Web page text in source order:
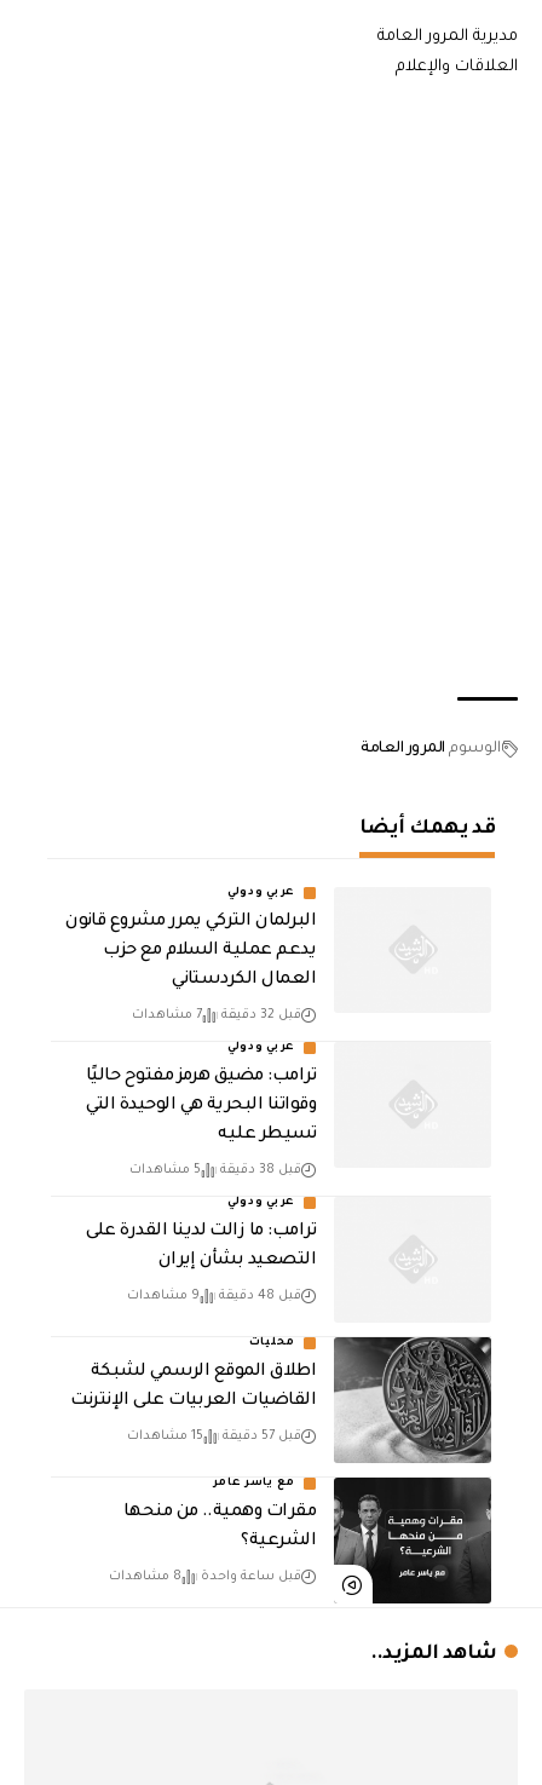
مديرية المرور العامة
العلاقات والإعلام
الوسوم المرور العامة
قد يهمك أيضا
عربي ودولي
‏البرلمان التركي يمرر مشروع قانون
يدعم عملية السلام مع حزب
العمال الكردستاني
قبل 32 دقيقة 7 مشاهدات
عربي ودولي
ترامب: مضيق هرمز مفتوح حاليًا
وقواتنا البحرية هي الوحيدة التي
تسيطر عليه
قبل 38 دقيقة 5 مشاهدات
عربي ودولي
ترامب: ما زالت لدينا القدرة على
التصعيد بشأن إيران
قبل 48 دقيقة 9 مشاهدات
محليات
اطلاق الموقع الرسمي لشبكة
القاضيات العربيات على الإنترنت
قبل 57 دقيقة 15 مشاهدات
مع ياسر عامر
مقرات وهمية.. من منحها
الشرعية؟
قبل ساعة واحدة 8 مشاهدات
شاهد المزيد..